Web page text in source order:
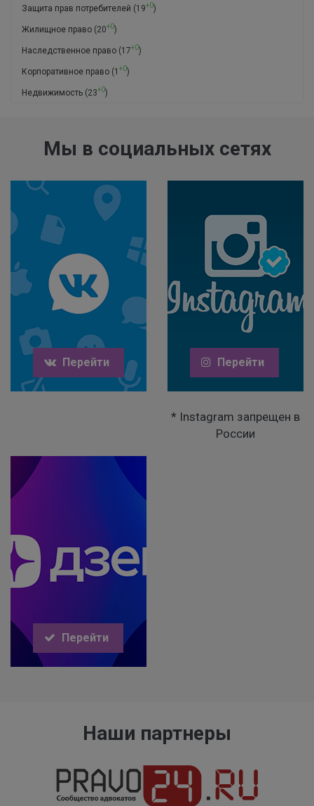
Защита прав потребителей (19+0)
Жилищное право (20+0)
Наследственное право (17+0)
Корпоративное право (1 +0)
Недвижимость (23+0)
Мы в социальных сетях
Перейти Перейти
* Instagram запрещен в
России
Перейти
Наши партнеры